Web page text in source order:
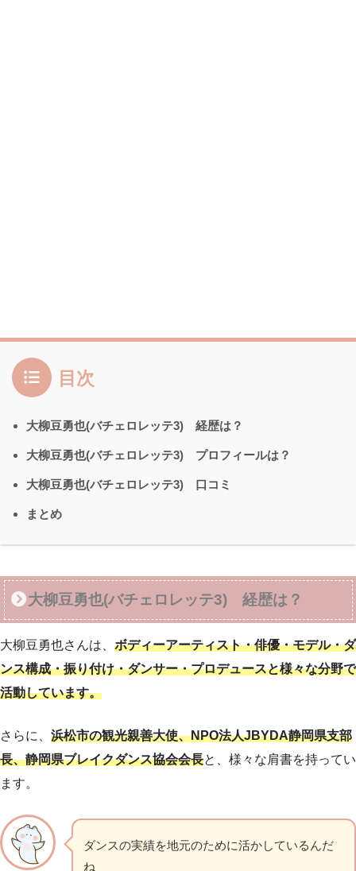
目次
大柳豆勇也(バチェロレッテ3) 経歴は？
大柳豆勇也(バチェロレッテ3) プロフィールは？
大柳豆勇也(バチェロレッテ3) 口コミ
まとめ
大柳豆勇也(バチェロレッテ3) 経歴は？
大柳豆勇也さんは、 ボディーアーティスト・俳優・モデル・ダ
ンス構成・振り付け・ダンサー・プロデュースと様々な分野で
活動しています。
さらに、 浜松市の観光親善大使、NPO法人JBYDA静岡県支部
長、静岡県ブレイクダンス協会会長と、様々な肩書を持ってい
ます。
ダンスの実績を地元のために活かしているんだ
ね